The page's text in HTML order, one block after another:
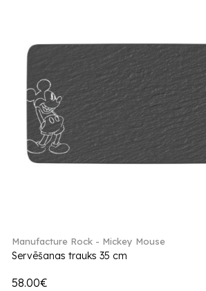
Manufacture Rock - Mickey Mouse
Servēšanas trauks 35 cm
58.00€